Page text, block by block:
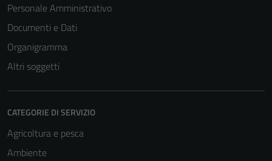
Personale Amministrativo
Documenti e Dati
Organigramma
Altri soggetti
CATEGORIE DI SERVIZIO
Agricoltura e pesca
Ambiente